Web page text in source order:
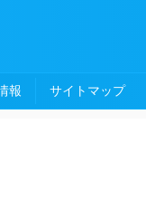
報 サイトマップ